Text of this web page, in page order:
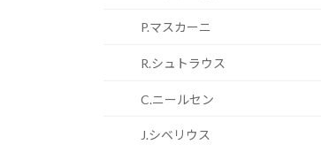
P.マスカーニ
R.シュトラウス
C.ニールセン
J.シベリウス